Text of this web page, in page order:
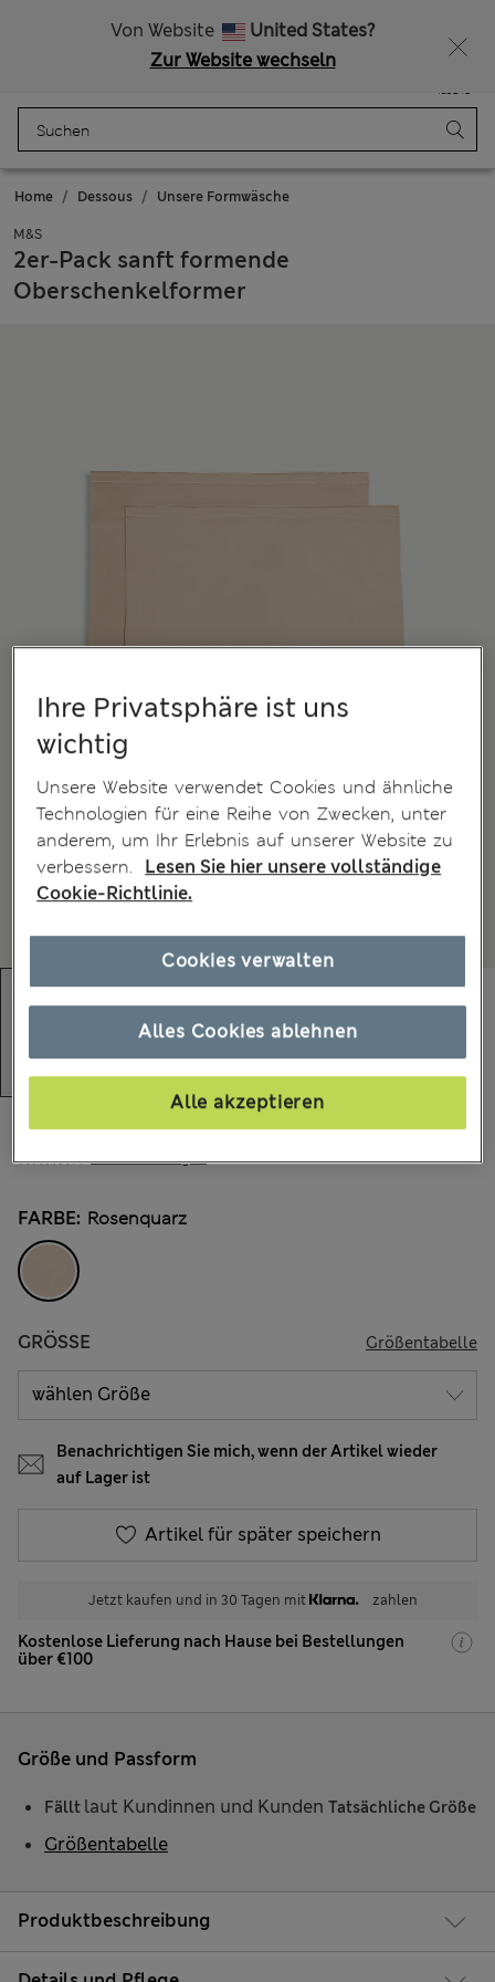
Von Website
United States?
Zur Website wechseln
Tasche
Home Dessous Unsere Formwäsche
M&S
2er-Pack sanft formende
Oberschenkelformer
306 Bewertungen
€29.00 Alle Preise enthalten Steuern und Abgaben
FARBE: Rosenquarz
GRÖSSE Größentabelle
Benachrichtigen Sie mich, wenn der Artikel wieder
auf Lager ist
Artikel für später speichern
Jetzt kaufen und in 30 Tagen mit zahlen
Kostenlose Lieferung nach Hause bei Bestellungen
über €100
Produktbeschreibung
Größe und Passform
Fällt laut Kundinnen und Kunden Tatsächliche Größe
Größentabelle
Ihre Privatsphäre ist uns
wichtig
Unsere Website verwendet Cookies und ähnliche
Technologien für eine Reihe von Zwecken, unter
anderem, um Ihr Erlebnis auf unserer Website zu
verbessern.
Lesen Sie hier unsere vollständige
Cookie-Richtlinie.
Alles Cookies ablehnen
Alle akzeptieren
Cookies verwalten